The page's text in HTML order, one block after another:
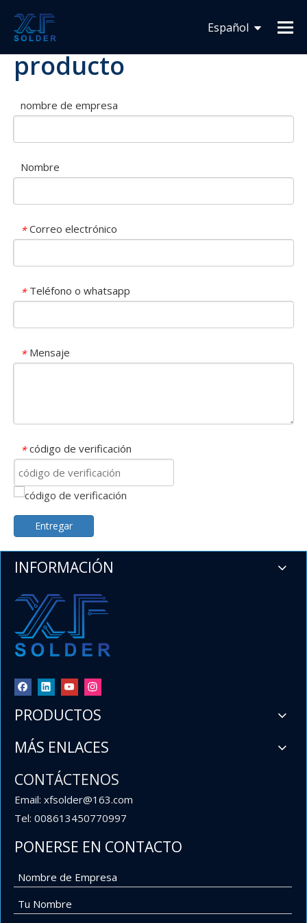
Español
Peticiones sobre
producto
nombre de empresa
Nombre
* Correo electrónico
* Teléfono o whatsapp
* Mensaje
* código de verificación
Entregar
INFORMACIÓN
PRODUCTOS
MÁS ENLACES
CONTÁCTENOS
Email: xfsolder@163.com
Tel: 008613450770997
PONERSE EN CONTACTO